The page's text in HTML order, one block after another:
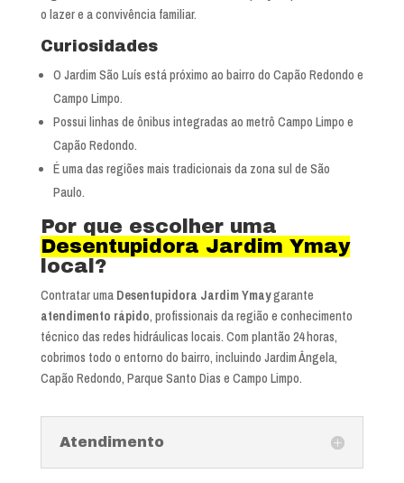
o lazer e a convivência familiar.
Curiosidades
O Jardim São Luís está próximo ao bairro do Capão Redondo e
Campo Limpo.
Possui linhas de ônibus integradas ao metrô Campo Limpo e
Capão Redondo.
É uma das regiões mais tradicionais da zona sul de São
Paulo.
Por que escolher uma
Desentupidora Jardim Ymay
local?
Contratar uma Desentupidora Jardim Ymaygarante
atendimento rápido, profissionais da região e conhecimento
técnico das redes hidráulicas locais. Com plantão 24 horas,
cobrimos todo o entorno do bairro, incluindo Jardim Ângela,
Capão Redondo, Parque Santo Dias e Campo Limpo.
Atendimento